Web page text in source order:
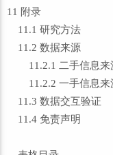
11 附录
11.1 研究方法
11.2 数据来源
11.2.1 二手信息来
11.2.2 一手信息来
11.3 数据交互验证
11.4 免责声明